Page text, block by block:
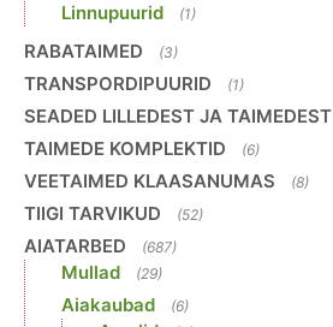
Linnupuurid (1)
RABATAIMED (3)
TRANSPORDIPUURID (1)
SEADED LILLEDEST JA TAIMEDEST
TAIMEDE KOMPLEKTID (6)
VEETAIMED KLAASANUMAS (8)
TIIGI TARVIKUD (52)
AIATARBED (687)
Mullad (29)
Aiakaubad (6)